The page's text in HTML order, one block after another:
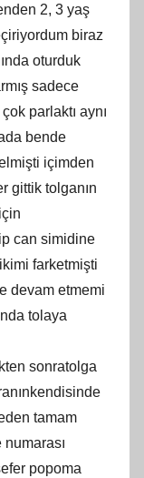
2, 3 yaş
biraz
oturduk
sadece
parlaktı aynı
bende
içimden
gittik tolganın
can simidine
farketmişti
devam etmemi
tolaya
sonratolga
tamam
popoma